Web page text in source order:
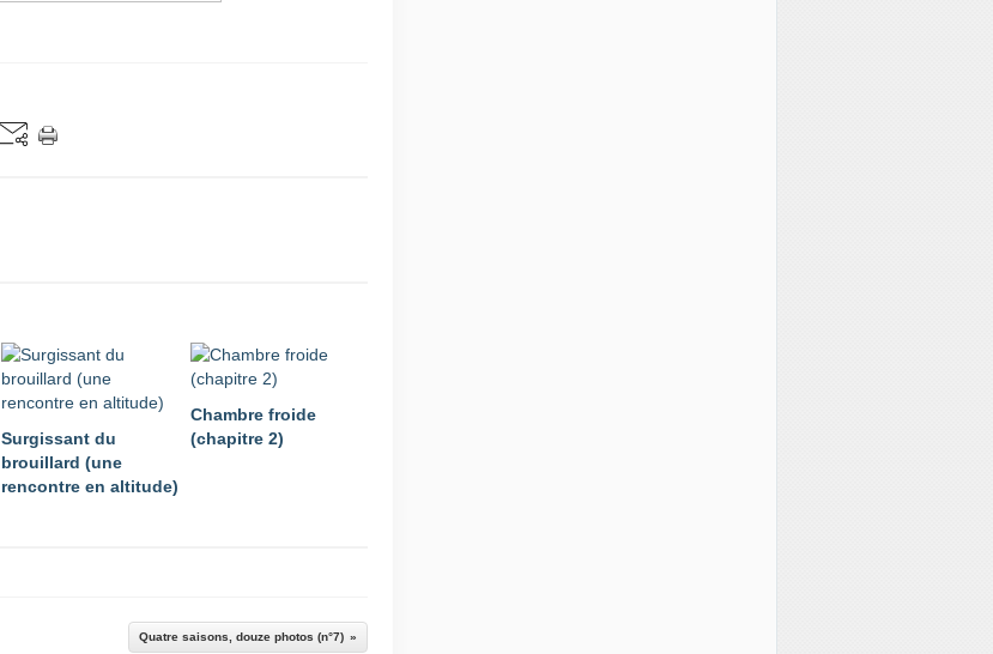
Surgissant du
brouillard (une
rencontre en altitude)
Chambre froide
(chapitre 2)
Quatre saisons, douze photos (n°7)